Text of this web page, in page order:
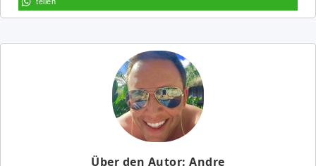
Über den Autor: Andre